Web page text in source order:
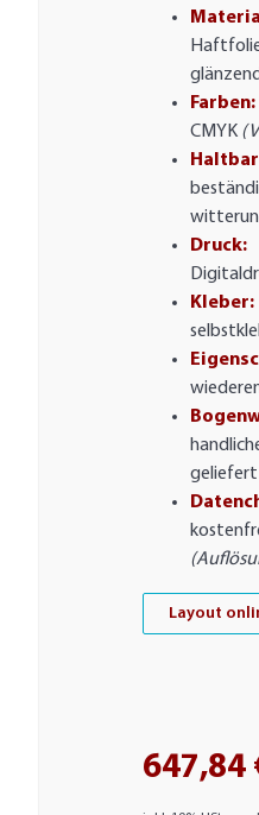
Farben:
CMYK
Druck:
Kleber:
geliefert
Layout
647,84